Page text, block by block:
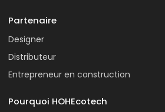
Partenaire
Designer
Distributeur
Entrepreneur en construction
Pourquoi HOHEcotech